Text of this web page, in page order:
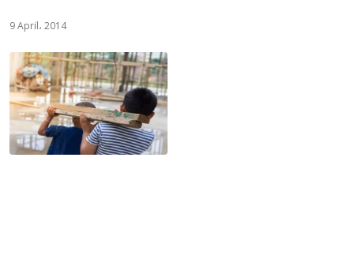
9 April، 2014